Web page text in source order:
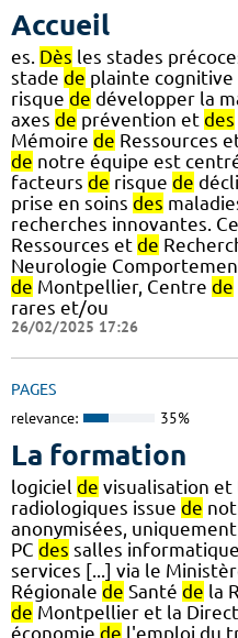
Accueil
es. Dès les stades
stade de plainte cognitive
risque de développer la
axes de prévention et des
Mémoire de Ressources
de notre équipe est
facteurs de risque de
prise en soins des
recherches innovantes.
Ressources et de
Neurologie
de Montpellier, Centre de
rares et/ou
26/02/2025 17:26
PAGES
relevance: 35%
La formation
logiciel de visualisation
radiologiques issue de
anonymisées,
PC des salles
services [...] via le
Régionale de Santé de la
de Montpellier et la
économie de l'emploi du